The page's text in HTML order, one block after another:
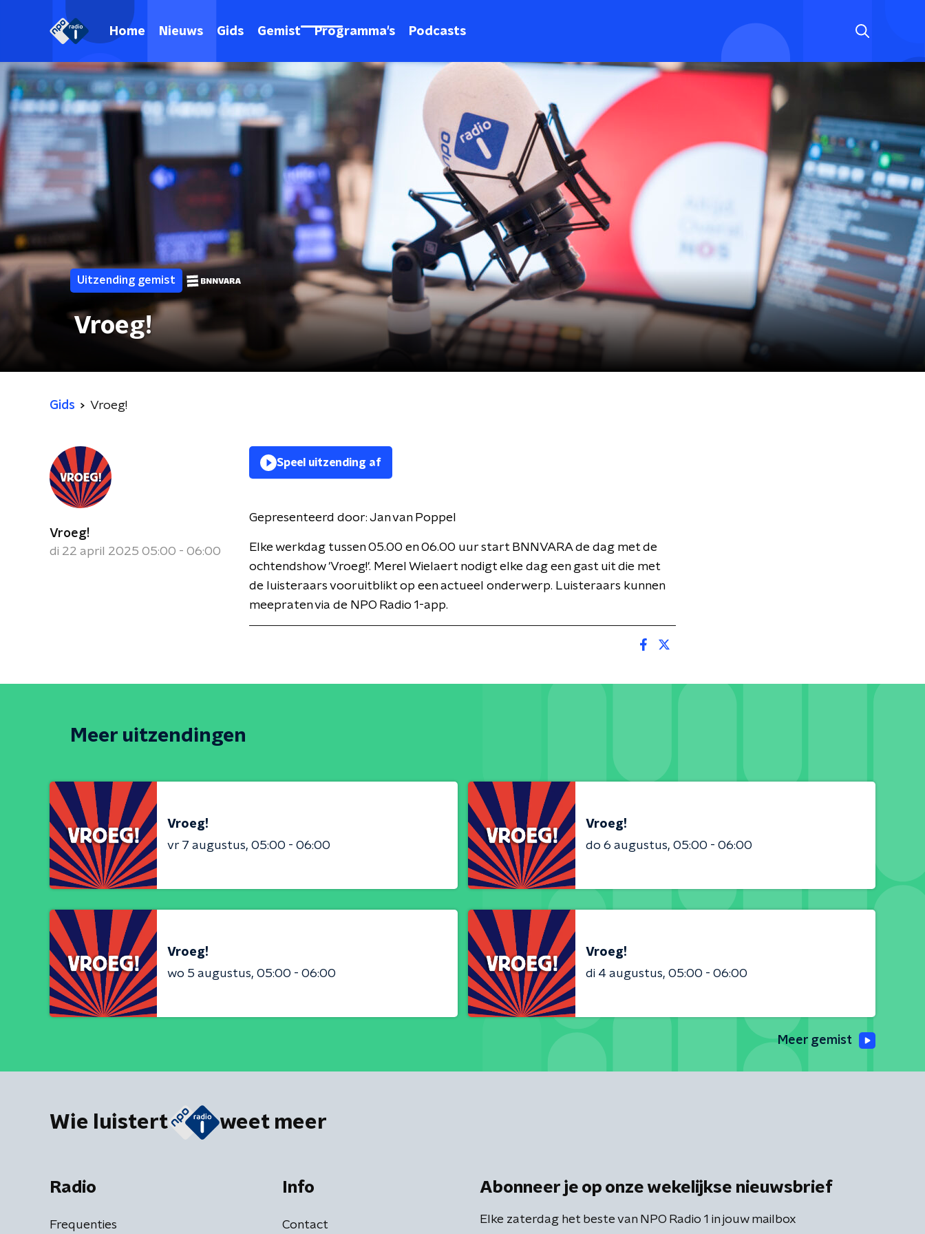
Home Nieuws Gids Gemist Programma's Podcasts
Uitzending gemist
Vroeg!
Gids Vroeg!
Vroeg!
di 22 april 2025 05:00 - 06:00
Speel uitzending af
Gepresenteerd door: Jan van Poppel
Elke werkdag tussen 05.00 en 06.00 uur start BNNVARA de dag met de
ochtendshow 'Vroeg!'. Merel Wielaert nodigt elke dag een gast uit die met
de luisteraars vooruitblikt op een actueel onderwerp. Luisteraars kunnen
meepraten via de NPO Radio 1-app.
Meer uitzendingen
Vroeg!
vr 7 augustus 05:00 - 06:00
Vroeg!
do 6 augustus 05:00 - 06:00
Vroeg!
wo 5 augustus 05:00 - 06:00
Vroeg!
di 4 augustus 05:00 - 06:00
Meer gemist
Wie luistert weet meer
Radio
Frequenties
Info
Contact
Abonneer je op onze wekelijkse nieuwsbrief
Elke zaterdag het beste van NPO Radio 1 in jouw mailbox